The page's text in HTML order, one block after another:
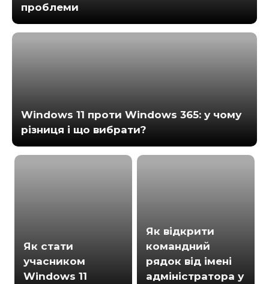
проблеми
Windows 11 проти Windows 365: у чому
різниця і що вибрати?
Як стати
учасником
Windows 11
Як відкрити
командний
рядок від імені
адміністратора у